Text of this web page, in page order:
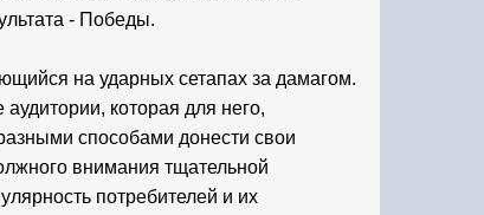
- Победы.
на ударных сетапах за дамагом.
которая для него,
способами донести свои
внимания тщательной
потребителей и их